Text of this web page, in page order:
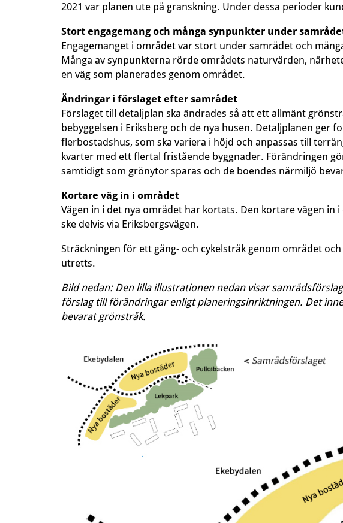
2021 var planen ute på granskning. Under dessa perioder
Stort engagemang och många synpunkter under
Engagemanget i området var stort under samrådet och
Många av synpunkterna rörde områdets naturvärden,
en väg som planerades genom området.
Ändringar i förslaget efter samrådet
Förslaget till detaljplan ska ändrades så att ett allmänt
bebyggelsen i Eriksberg och de nya husen. Detaljplanen ger
flerbostadshus, som ska variera i höjd och anpassas till
kvarter med ett flertal fristående byggnader. Förändringen
samtidigt som grönytor sparas och de boendes närmiljö
Kortare väg in i området
Vägen in i det nya området har kortats. Den kortare vägen
ske delvis via Eriksbergsvägen.
Sträckningen för ett gång- och cykelstråk genom området
utretts.
Bild nedan: Den lilla illustrationen nedan visar
förslag till förändringar enligt planeringsinriktningen. Det
bevarat grönstråk.